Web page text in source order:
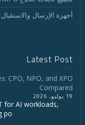
أجهزة الإرسال والاستقبال 200G/400G/800G
Latest Post
CPO, NPO, and XPO
Compared
19 يوليو، 2026
for AI workloads,